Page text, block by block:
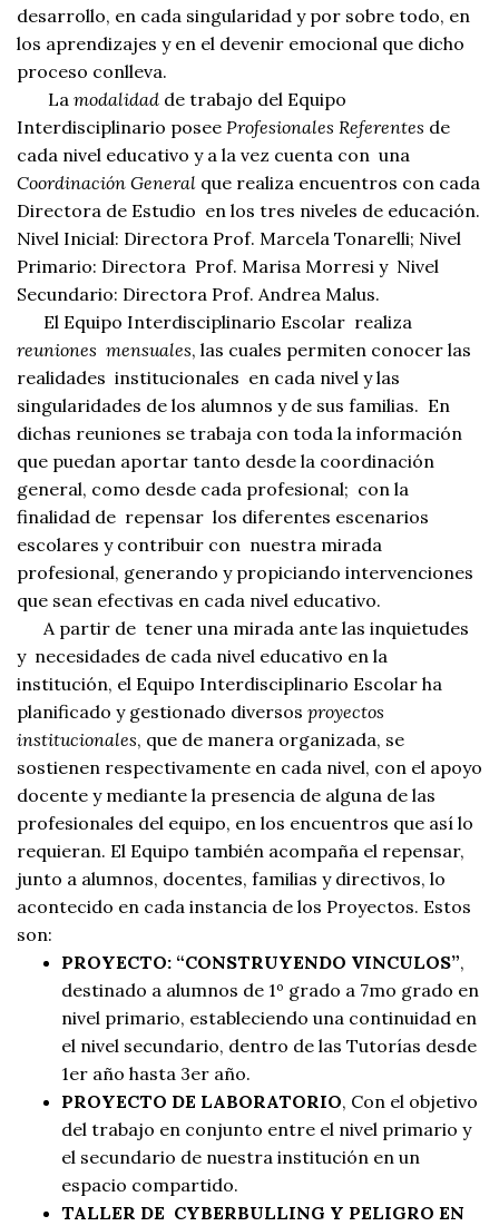
desarrollo, en cada singularidad y por sobre todo, en
los aprendizajes y en el devenir emocional que dicho
proceso conlleva.
La modalidad de trabajo del Equipo
Interdisciplinario posee Profesionales Referentes de
cada nivel educativo y a la vez cuenta con una
Coordinación General que realiza encuentros con cada
Directora de Estudio en los tres niveles de educación.
Nivel Inicial: Directora Prof. Marcela Tonarelli; Nivel
Primario: Directora Prof. Marisa Morresi y Nivel
Secundario: Directora Prof. Andrea Malus.
El Equipo Interdisciplinario Escolar realiza
reuniones mensuales, las cuales permiten conocer las
realidades institucionales en cada nivel y las
singularidades de los alumnos y de sus familias. En
dichas reuniones se trabaja con toda la información
que puedan aportar tanto desde la coordinación
general, como desde cada profesional; con la
finalidad de repensar los diferentes escenarios
escolares y contribuir con nuestra mirada
profesional, generando y propiciando intervenciones
que sean efectivas en cada nivel educativo.
A partir de tener una mirada ante las inquietudes
y necesidades de cada nivel educativo en la
institución, el Equipo Interdisciplinario Escolar ha
planificado y gestionado diversos proyectos
institucionales, que de manera organizada, se
sostienen respectivamente en cada nivel, con el apoyo
docente y mediante la presencia de alguna de las
profesionales del equipo, en los encuentros que así lo
requieran. El Equipo también acompaña el repensar,
junto a alumnos, docentes, familias y directivos, lo
acontecido en cada instancia de los Proyectos. Estos
son:
PROYECTO: “CONSTRUYENDO VINCULOS”,
destinado a alumnos de 1º grado a 7mo grado en
nivel primario, estableciendo una continuidad en
el nivel secundario, dentro de las Tutorías desde
1er año hasta 3er año.
PROYECTO DE LABORATORIO, Con el objetivo
del trabajo en conjunto entre el nivel primario y
el secundario de nuestra institución en un
espacio compartido.
TALLER DE CYBERBULLING Y PELIGRO EN